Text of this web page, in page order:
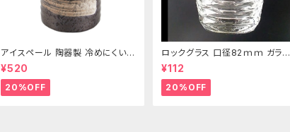
アイスペール 陶器製 冷めにくい二
重構造 860ml
¥520
20%OFF
ロックグラス 口径82ｍｍ ガラス
製 250cc
¥112
20%OFF